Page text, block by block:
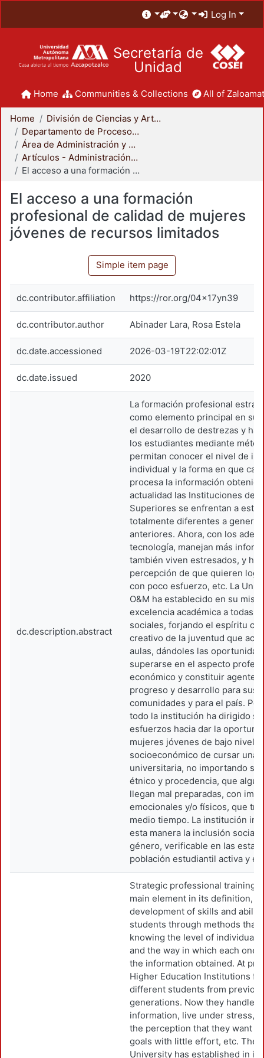
Log In
Secretaría de
Unidad
Home Communities & Collections All of
Home
División de Ciencias y Artes para el Diseño
Departamento de Procesos y Técnicas de Realización
Área de Administración y Tecnología para el Diseño
Artículos - Administración y Tecnología para el Diseño
El acceso a una formación profesional de calidad de mujeres jóvenes de recursos limitados
El acceso a una formación
profesional de calidad de mujeres
jóvenes de recursos limitados
Simple item page
dc.contributor.affiliation https://ror.org/04x17yn39
dc.contributor.author Abinader Lara, Rosa Estela
dc.date.accessioned 2026-03-19T22:02:01Z
dc.date.issued 2020
dc.description.abstract
La formación profesional
como elemento principal en su
el desarrollo de destrezas y
los estudiantes mediante
permitan conocer el nivel de
individual y la forma en que
procesa la información
actualidad las Instituciones de
Superiores se enfrentan a
totalmente diferentes a
anteriores. Ahora, con los
tecnología, manejan más
también viven estresados, y
percepción de que quieren
con poco esfuerzo, etc. La
O&M ha establecido en su
excelencia académica a todas
sociales, forjando el espíritu
creativo de la juventud que
aulas, dándoles las
superarse en el aspecto
económico y constituir agentes
progreso y desarrollo para sus
comunidades y para el país.
todo la institución ha dirigido
esfuerzos hacia dar la
mujeres jóvenes de bajo nivel
socioeconómico de cursar una
universitaria, no importando su
étnico y procedencia, que
llegan mal preparadas, con
emocionales y/o físicos, que
medio tiempo. La institución
esta manera la inclusión social
género, verificable en las
población estudiantil activa y
Strategic professional training
main element in its definition,
development of skills and
students through methods that
knowing the level of individual
and the way in which each one
the information obtained. At
Higher Education Institutions
different students from
generations. Now they handle
information, live under stress,
the perception that they want
goals with little effort, etc. The
University has established in